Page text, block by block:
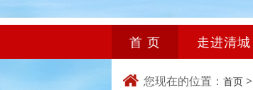
首 页 走进清城
您现在的位置： 首页 >